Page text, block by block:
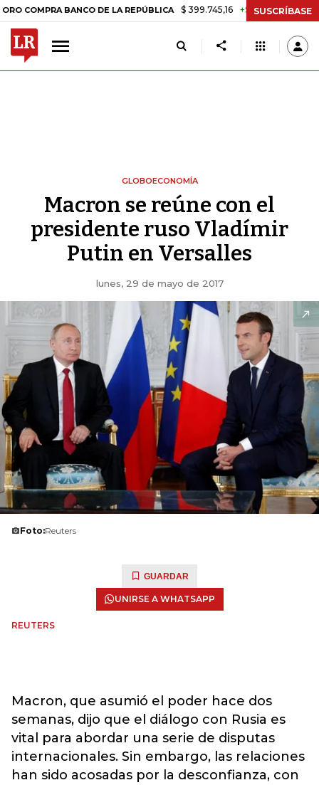
BANCO DE LA REPÚBLICA $ 399.745,16 +$ 2.295,71 +0,58%
SUSCRÍBASE
GLOBOECONOMÍA
Macron se reúne con el
presidente ruso Vladímir
Putin en Versalles
lunes, 29 de mayo de 2017
Foto:Reuters
GUARDAR
UNIRSE A WHATSAPP
REUTERS
Macron, que asumió el poder hace dos
semanas, dijo que el diálogo con Rusia es
vital para abordar una serie de disputas
internacionales. Sin embargo, las relaciones
han sido acosadas por la desconfianza, con